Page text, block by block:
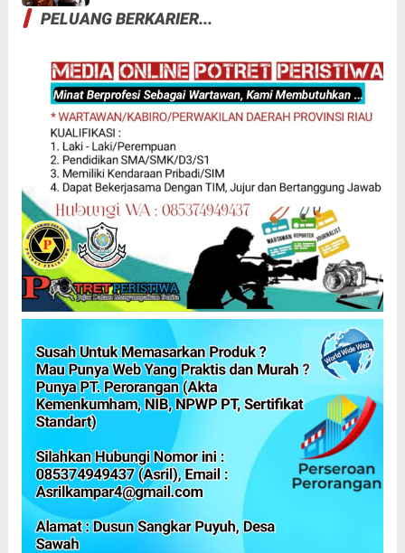
PELUANG BERKARIER...